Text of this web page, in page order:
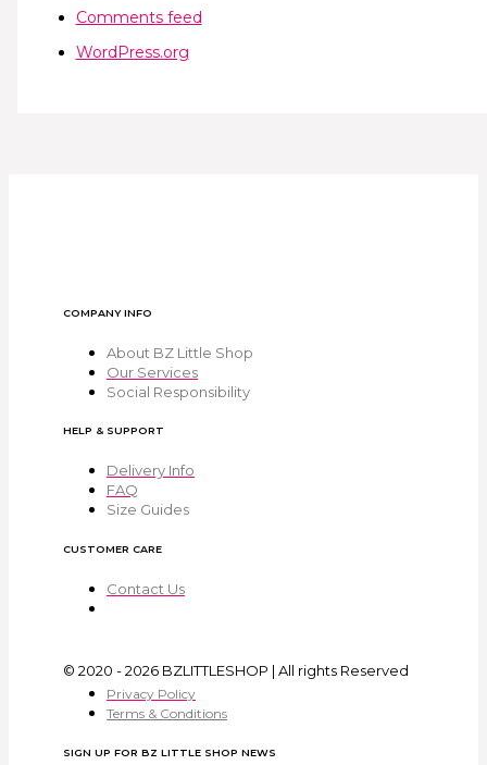
Comments feed
WordPress.org
COMPANY INFO
About BZ Little Shop
Our Services
Social Responsibility
HELP & SUPPORT
Delivery Info
FAQ
Size Guides
CUSTOMER CARE
Contact Us
© 2020 - 2026 BZLITTLESHOP | All rights Reserved
Privacy Policy
Terms & Conditions
SIGN UP FOR BZ LITTLE SHOP NEWS